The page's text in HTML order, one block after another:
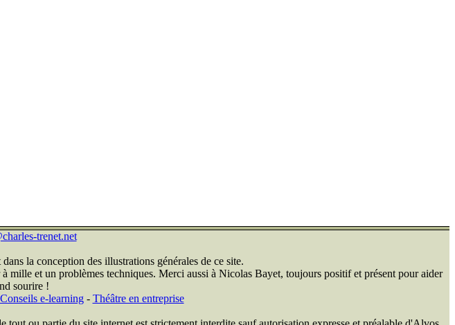
trenet.net
la conception des illustrations générales de ce site.
et un problèmes techniques. Merci aussi à Nicolas Bayet, toujours positif et présent pour aider
sourire !
Conseils e-learning- Théâtre en entreprise